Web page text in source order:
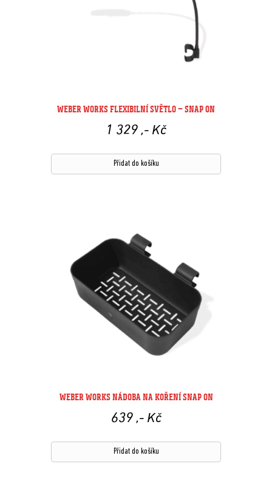
WEBER WORKS FLEXIBILNÍ SVĚTLO – SNAP ON
1 329 ,- Kč
Přidat do košíku
WEBER WORKS NÁDOBA NA KOŘENÍ SNAP ON
639 ,- Kč
Přidat do košíku